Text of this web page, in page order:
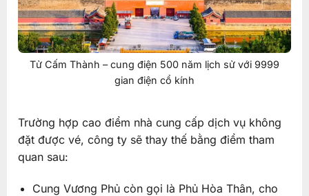
Tử Cấm Thành – cung điện 500 năm lịch sử với 9999
gian điện cổ kính
Trường hợp cao điểm nhà cung cấp dịch vụ không
đặt được vé, công ty sẽ thay thế bằng điểm tham
quan sau:
Cung Vương Phủ còn gọi là Phủ Hòa Thân, cho